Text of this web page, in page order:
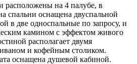
расположены на 4 палубе, в
спальни оснащена двуспальной
в две односпальные по запросу, и
камином с эффектом живого
располагает двумя
и кофейным столиком.
оснащена душевой кабиной.